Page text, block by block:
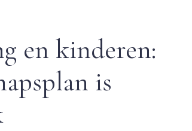
en kinderen:
is